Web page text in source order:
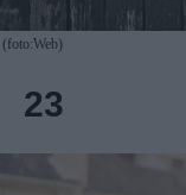
(foto:Web)
23